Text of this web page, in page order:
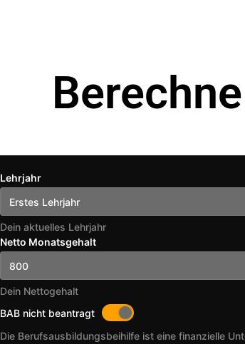
Lehrjahr
Erstes Lehrjahr
Dein aktuelles Lehrjahr
Netto Monatsgehalt
Dein Nettogehalt
BAB nicht beantragt
Die Berufsausbildungsbeihilfe ist eine finanzielle